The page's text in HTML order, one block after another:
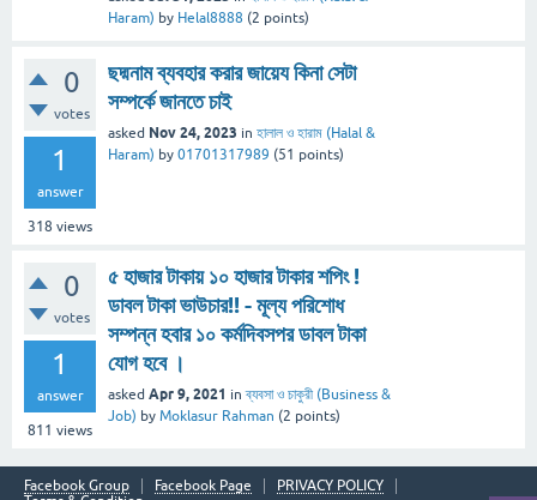
Haram) by Helal8888 (2 points)
0
votes
1
answer
318 views
ছদ্মনাম ব্যবহার করার জায়েয কিনা সেটা
সম্পর্কে জানতে চাই
asked Nov 24, 2023 in হালাল ও হারাম (Halal &
Haram) by 01701317989 (51 points)
0
votes
1
answer
811 views
৫ হাজার টাকায় ১০ হাজার টাকার শপিং !
ডাবল টাকা ভাউচার!! - মূল্য পরিশোধ
সম্পন্ন হবার ১০ কর্মদিবসপর ডাবল টাকা
যোগ হবে ।
asked Apr 9, 2021 inব্যবসা ও চাকুরী (Business &
Job) by Moklasur Rahman (2 points)
Facebook Group Facebook Page
PRIVACY POLICY